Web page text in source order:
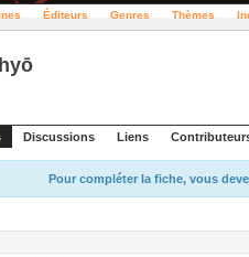
Éditeurs Genres Thèmes
Discussions Liens
Pour compléter la fiche, vous